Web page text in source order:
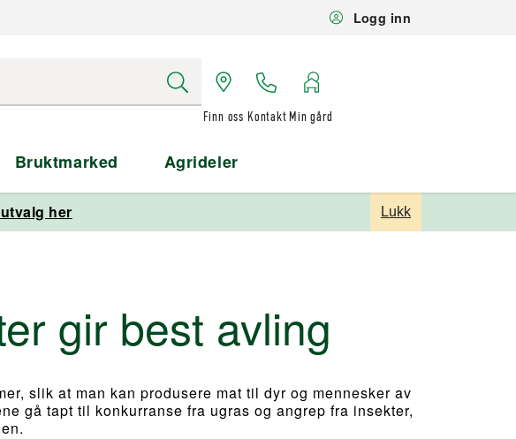
Logg inn
Finn oss Kontakt Min gård
Bruktmarked Agrideler
her Lukk
gir best avling
slik at man kan produsere mat til dyr og mennesker av
gå tapt til konkurranse fra ugras og angrep fra insekter,